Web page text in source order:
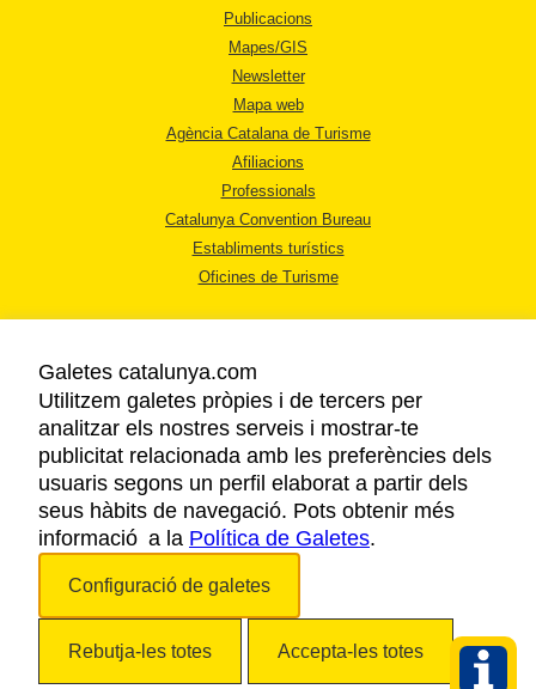
Publicacions
Mapes/GIS
Newsletter
Mapa web
Agència Catalana de Turisme
Afiliacions
Professionals
Catalunya Convention Bureau
Establiments turístics
Oficines de Turisme
AVÍS LEGAL
POLÍTICA DE PRIVACITAT
COOKIES
ACCESSIBILITAT
Galetes catalunya.com
Utilitzem galetes pròpies i de tercers per
analitzar els nostres serveis i mostrar-te
publicitat relacionada amb les preferències dels
usuaris segons un perfil elaborat a partir dels
seus hàbits de navegació. Pots obtenir més
informació a la Política de Galetes.
Configuració de galetes
Rebutja-les totes Accepta-les totes